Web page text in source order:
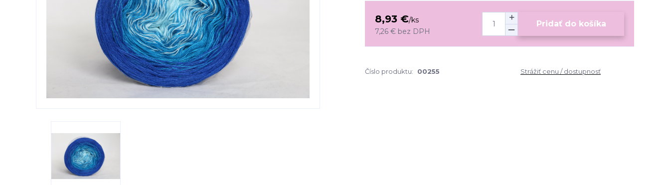
8,93 €/ks
7,26 € bez DPH
Pridať do košíka
Číslo produktu: 00255 Strážiť cenu / dostupnosť